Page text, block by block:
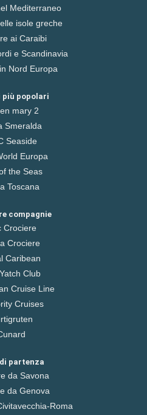
Mediterraneo
isole greche
ai Caraibi
e Scandinavia
Nord Europa
più popolari
mary 2
Smeralda
Seaside
Europa
the Seas
Toscana
compagnie
Crociere
Crociere
Caribean
Club
Cruise Line
Cruises
partenza
da Savona
da Genova
Roma